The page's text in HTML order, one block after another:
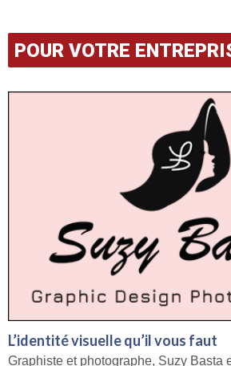
POUR VOTRE
L’identité visuelle qu’il vous faut
Graphiste et photographe, Suzy Basta